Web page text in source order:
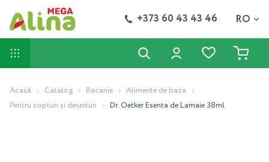
+373 60 43 43 46 RO
Acasă Catalog Bacanie
Alimente de baza
Pentru copturi și deserturi
Dr. Oetker Esenta de Lamaie 38ml